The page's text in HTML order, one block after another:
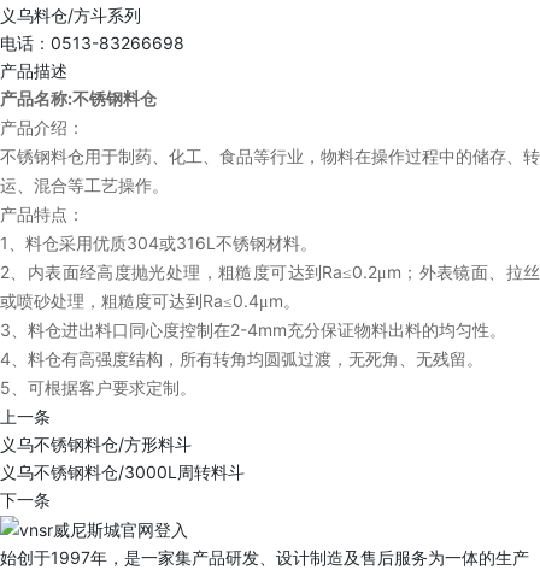
义乌料仓/方斗系列
电话：0513-83266698
产品描述
产品名称:不锈钢料仓
产品介绍：
不锈钢料仓用于制药、化工、食品等行业，物料在操作过程中的储存、转
运、混合等工艺操作。
产品特点：
1 、料仓采用优质304或316L 不锈钢材料。
2、内表面经高度抛光处理，粗糙度可达到 Ra≤0.2μm ；外表镜面、拉丝
或喷砂处理，粗糙度可达到 Ra≤0.4μm。
3、料仓进出料口同心度控制在2-4mm充分保证物料出料的均匀性。
4、料仓有高强度结构，所有转角均圆弧过渡，无死角、无残留。
5、可根据客户要求定制。
上一条
义乌不锈钢料仓/方形料斗
义乌不锈钢料仓/3000L周转料斗
下一条
始创于1997年，是一家集产品研发、设计制造及售后服务为一体的生产